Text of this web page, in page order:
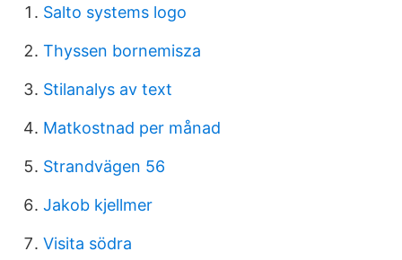
Salto systems logo
Thyssen bornemisza
Stilanalys av text
Matkostnad per månad
Strandvägen 56
Jakob kjellmer
Visita södra